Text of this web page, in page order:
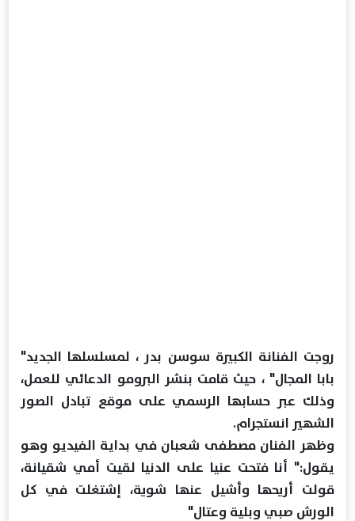
روجت الفنانة الكبيرة سوسن بدر ، لمسلسلها الجديد"
بابا المجال" ، حيث قامت بنشر البرومو الدعائي للعمل،
وذلك عبر حسابها الرسمي على موقع تبادل الصور
الشهير انستجرام.
وظهر الفنان مصطفى شعبان في بداية الفيديو وهو
يقول:" أنا فتحت عنيا على الدنيا لقيت أمي شقيانة،
قولت أريحها وأشيل عنها شوية، إشتغلت في كل
الورش صبي وبلية وعتال"